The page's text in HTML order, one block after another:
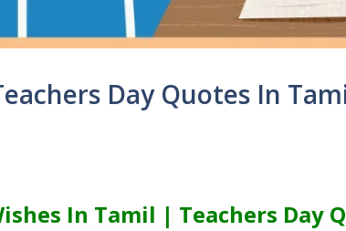
Day Quotes In
In Tamil | Teachers Day